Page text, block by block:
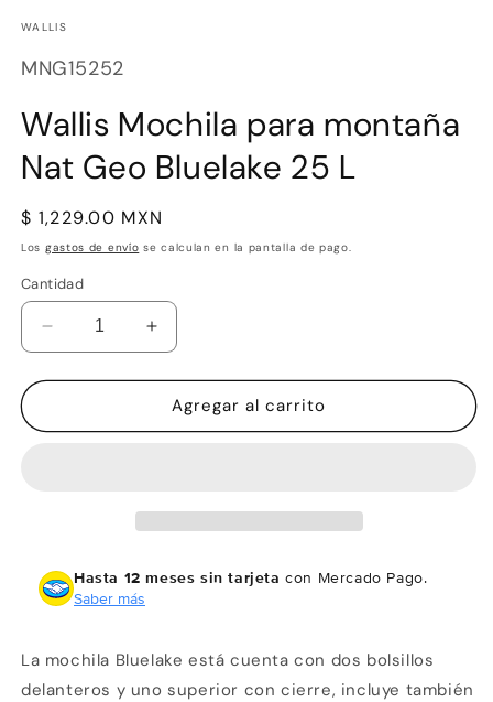
una
modal
WALLIS
SKU:
MNG15252
Wallis Mochila para montaña
Nat Geo Bluelake 25 L
Precio
habitual
$ 1,229.00 MXN
Los gastos de envío se calculan en la pantalla de pago.
Cantidad
Reducir
cantidad
para
Mochila
25
L
Aumentar
cantidad
para
Wallis
Mochila
L
Agregar al carrito
Hasta 12 meses sin tarjeta con Mercado Pago.
Saber más
La mochila Bluelake está cuenta con dos bolsillos
delanteros y uno superior con cierre, incluye también